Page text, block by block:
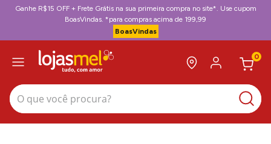
Ganhe R$15 OFF + Frete Grátis na sua primeira compra no site*. Use cupom
BoasVindas. *para compras acima de 199,99
BoasVindas
0
O que você procura?